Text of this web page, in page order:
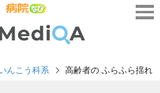
んこう科系 高齢者の ふらふら揺れ